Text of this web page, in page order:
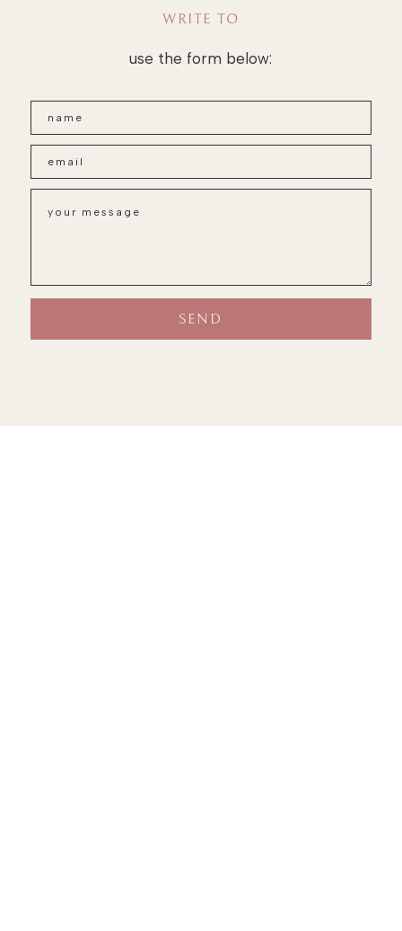
WRITE TO
use the form below: